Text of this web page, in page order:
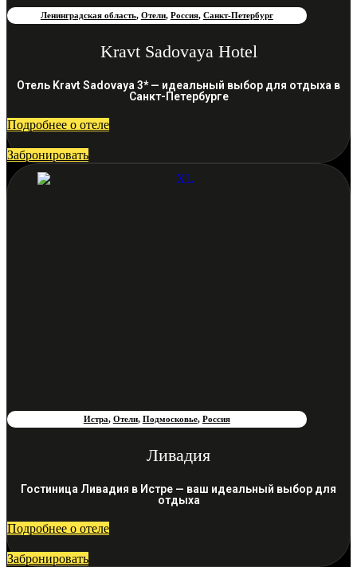
Ленинградская область, Отели, Россия, Санкт-Петербург
Kravt Sadovaya Hotel
Отель Kravt Sadovaya 3* — идеальный выбор для отдыха в
Санкт-Петербурге
Подробнее о отеле
Забронировать
Истра, Отели, Подмосковье, Россия
Ливадия
Гостиница Ливадия в Истре — ваш идеальный выбор для
отдыха
Подробнее о отеле
Забронировать